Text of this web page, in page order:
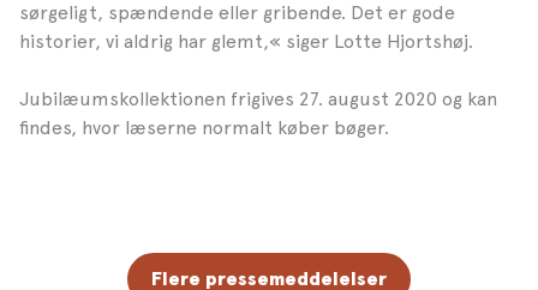
sørgeligt, spændende eller gribende. Det er gode
historier, vi aldrig har glemt,« siger Lotte Hjortshøj.
Jubilæumskollektionen frigives 27. august 2020 og kan
findes, hvor læserne normalt køber bøger.
Flere pressemeddelelser